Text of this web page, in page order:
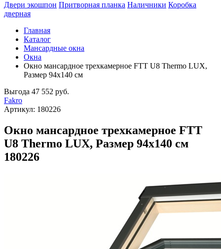
Двери экошпон Притворная планка Наличники Коробка
дверная
Главная
Каталог
Мансардные окна
Окна
Окно мансардное трехкамерное FTT U8 Thermo LUX,
Размер 94х140 см
Выгода 47 552 руб.
Fakro
Артикул: 180226
Окно мансардное трехкамерное FTT
U8 Thermo LUX, Размер 94х140 см
180226